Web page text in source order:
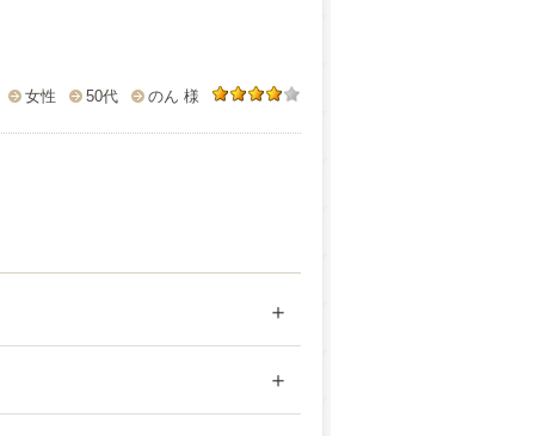
のん 様
50代
女性